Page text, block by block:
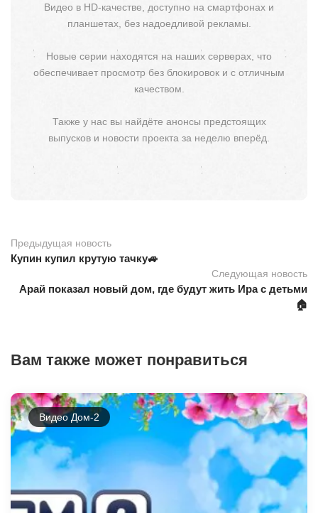
Видео в HD-качестве, доступно на смартфонах и
планшетах, без надоедливой рекламы.
Новые серии находятся на наших серверах, что
обеспечивает просмотр без блокировок и с отличным
качеством.
Также у нас вы найдёте анонсы предстоящих
выпусков и новости проекта за неделю вперёд.
Предыдущая новость
Купин купил крутую тачку🚙
Следующая новость
Арай показал новый дом, где будут жить Ира с детьми
🏠
Вам также может понравиться
Видео Дом-2